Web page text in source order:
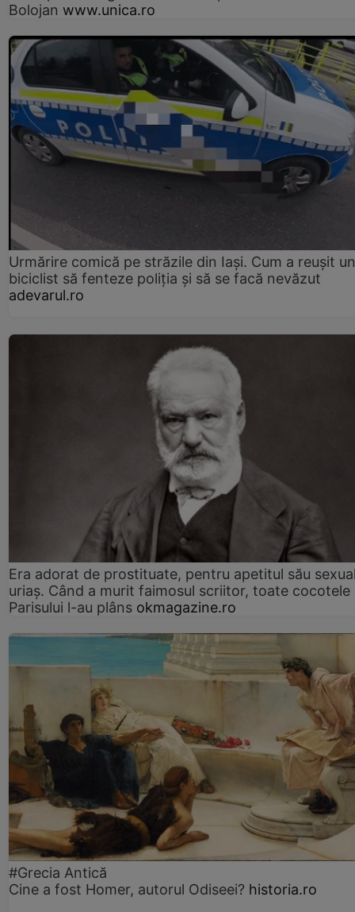
Bolojan www.unica.ro
Urmărire comică pe străzile din Iași. Cum a reușit un
biciclist să fenteze poliția și să se facă nevăzut
adevarul.ro
Era adorat de prostituate, pentru apetitul său
uriaș. Când a murit faimosul scriitor, toate cocotele
Parisului l-au plâns okmagazine.ro
#Grecia Antică
Cine a fost Homer, autorul Odiseei? historia.ro